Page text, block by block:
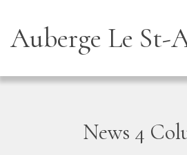
Auberge Le St-
News 4